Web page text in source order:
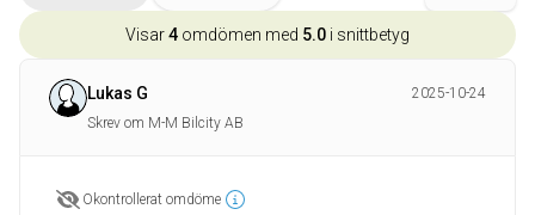
Visar4 omdömen med 5.0 i snittbetyg
Lukas G
2025-10-24
Skrev om M-M Bilcity AB
Okontrollerat omdöme